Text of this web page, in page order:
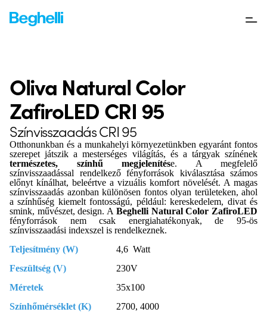
Oliva Natural Color
ZafiroLED CRI 95
Színvisszaadás CRI 95
Otthonunkban és a munkahelyi környezetünkben egyaránt fontos
szerepet játszik a mesterséges világítás, és a tárgyak színének
természetes, színhű megjelenítése. A megfelelő
színvisszaadással rendelkező fényforrások kiválasztása számos
előnyt kínálhat, beleértve a vizuális komfort növelését. A magas
színvisszaadás azonban különösen fontos olyan területeken, ahol
a színhűség kiemelt fontosságú, például: kereskedelem, divat és
smink, művészet, design. A Beghelli Natural Color ZafiroLED
fényforrások nem csak energiahatékonyak, de 95-ös
színvisszaadási indexszel is rendelkeznek.
Teljesítmény (W)
4,6 Watt
Feszültség (V)
230V
Méretek
35x100
Színhőmérséklet (K)
2700, 4000